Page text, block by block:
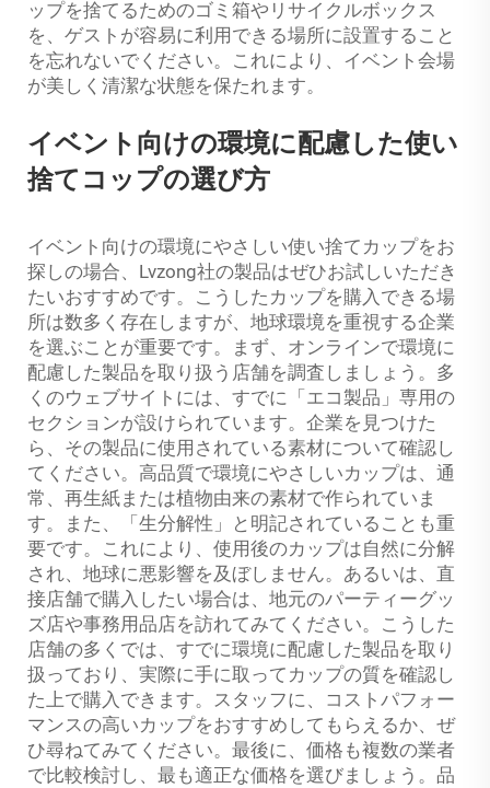
ップを捨てるためのゴミ箱やリサイクルボックス
を、ゲストが容易に利用できる場所に設置すること
を忘れないでください。これにより、イベント会場
が美しく清潔な状態を保たれます。
イベント向けの環境に配慮した使い
捨てコップの選び方
イベント向けの環境にやさしい使い捨てカップをお
探しの場合、Lvzong社の製品はぜひお試しいただき
たいおすすめです。こうしたカップを購入できる場
所は数多く存在しますが、地球環境を重視する企業
を選ぶことが重要です。まず、オンラインで環境に
配慮した製品を取り扱う店舗を調査しましょう。多
くのウェブサイトには、すでに「エコ製品」専用の
セクションが設けられています。企業を見つけた
ら、その製品に使用されている素材について確認し
てください。高品質で環境にやさしいカップは、通
常、再生紙または植物由来の素材で作られていま
す。また、「生分解性」と明記されていることも重
要です。これにより、使用後のカップは自然に分解
され、地球に悪影響を及ぼしません。あるいは、直
接店舗で購入したい場合は、地元のパーティーグッ
ズ店や事務用品店を訪れてみてください。こうした
店舗の多くでは、すでに環境に配慮した製品を取り
扱っており、実際に手に取ってカップの質を確認し
た上で購入できます。スタッフに、コストパフォー
マンスの高いカップをおすすめしてもらえるか、ぜ
ひ尋ねてみてください。最後に、価格も複数の業者
で比較検討し、最も適正な価格を選びましょう。品